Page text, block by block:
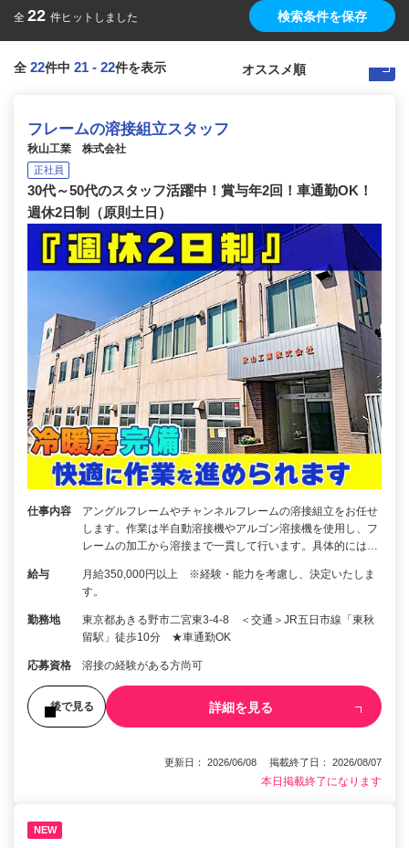
全 22 件ヒットしました 検索条件を保存
全 22件中 21 - 22件を表示
フレームの溶接組立スタッフ
秋山工業 株式会社
正社員
30代～50代のスタッフ活躍中！賞与年2回！車通勤OK！
週休2日制（原則土日）
仕事内容
アングルフレームやチャンネルフレームの溶接組立をお任せ
します。作業は半自動溶接機やアルゴン溶接機を使用し、フ
レームの加工から溶接まで一貫して行います。具体的には…
給与
月給350,000円以上 ※経験・能力を考慮し、決定いたしま
す。
勤務地
東京都あきる野市二宮東3-4-8 ＜交通＞JR五日市線「東秋
留駅」徒歩10分 ★車通勤OK
応募資格 溶接の経験がある方尚可
後で見る 詳細を見る
更新日： 2026/06/08 掲載終了日： 2026/08/07
本日掲載終了になります
NEW